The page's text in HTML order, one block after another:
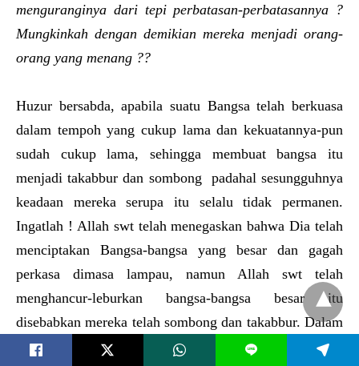
menguranginya dari tepi perbatasan-perbatasannya ?
Mungkinkah dengan demikian mereka menjadi orang-
orang yang menang ??
Huzur bersabda, apabila suatu Bangsa telah berkuasa
dalam tempoh yang cukup lama dan kekuatannya-pun
sudah cukup lama, sehingga membuat bangsa itu
menjadi takabbur dan sombong padahal sesungguhnya
keadaan mereka serupa itu selalu tidak permanen.
Ingatlah ! Allah swt telah menegaskan bahwa Dia telah
menciptakan Bangsa-bangsa yang besar dan gagah
perkasa dimasa lampau, namun Allah swt telah
menghancur-leburkan bangsa-bangsa besar itu
disebabkan mereka telah sombong dan takabbur. Dalam
beberapa tahun yang silam Bangsa-bangsa Eropah telah
L